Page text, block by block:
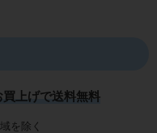
上げで送料無料
を除く